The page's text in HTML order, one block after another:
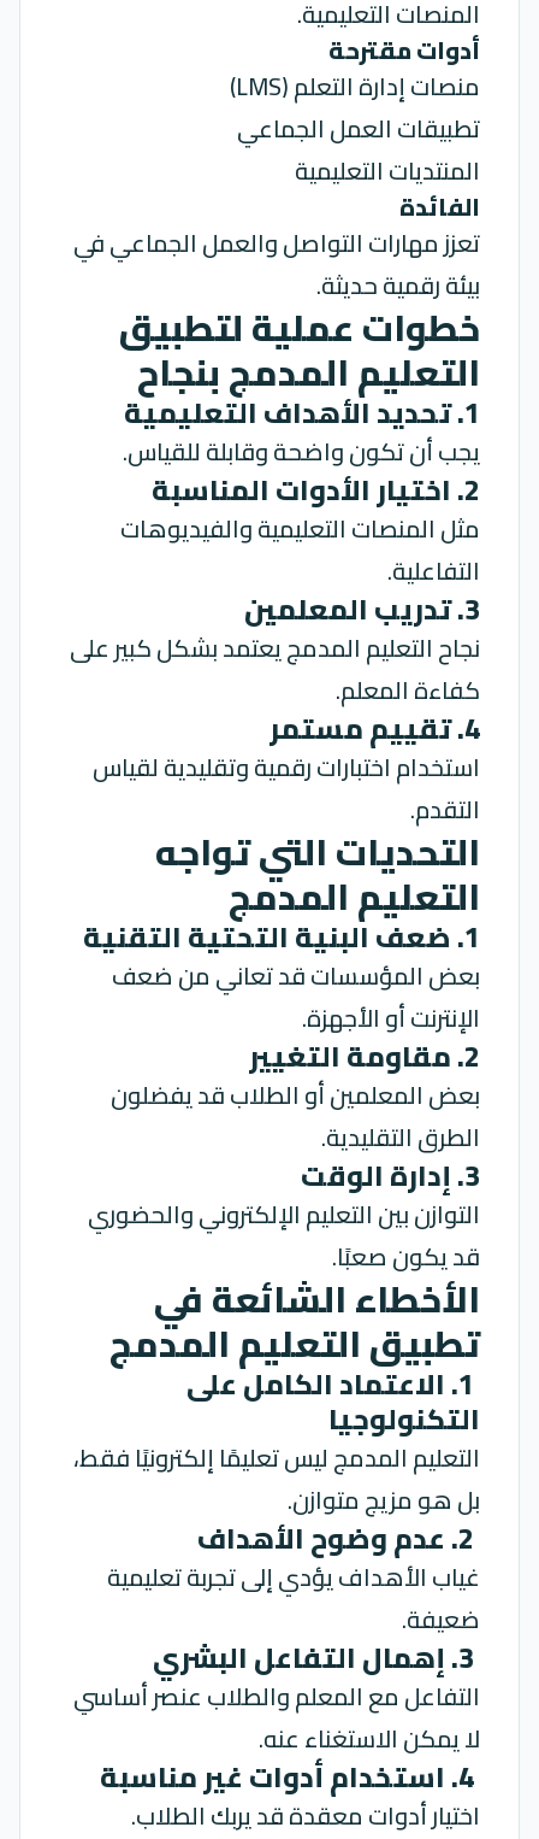
المنصات التعليمية.
أدوات مقترحة
منصات إدارة التعلم (LMS)
تطبيقات العمل الجماعي
المنتديات التعليمية
الفائدة
تعزز مهارات التواصل والعمل الجماعي في
بيئة رقمية حديثة.
خطوات عملية لتطبيق
التعليم المدمج بنجاح
1. تحديد الأهداف التعليمية
يجب أن تكون واضحة وقابلة للقياس.
2. اختيار الأدوات المناسبة
مثل المنصات التعليمية والفيديوهات
التفاعلية.
3. تدريب المعلمين
نجاح التعليم المدمج يعتمد بشكل كبير على
كفاءة المعلم.
4. تقييم مستمر
استخدام اختبارات رقمية وتقليدية لقياس
التقدم.
التحديات التي تواجه
التعليم المدمج
1. ضعف البنية التحتية التقنية
بعض المؤسسات قد تعاني من ضعف
الإنترنت أو الأجهزة.
2. مقاومة التغيير
بعض المعلمين أو الطلاب قد يفضلون
الطرق التقليدية.
3. إدارة الوقت
التوازن بين التعليم الإلكتروني والحضوري
قد يكون صعبًا.
الأخطاء الشائعة في
تطبيق التعليم المدمج
1. الاعتماد الكامل على
التكنولوجيا
التعليم المدمج ليس تعليمًا إلكترونيًا فقط،
بل هو مزيج متوازن.
غياب الأهداف يؤدي إلى تجربة تعليمية
ضعيفة.
التفاعل مع المعلم والطلاب عنصر أساسي
لا يمكن الاستغناء عنه.
اختيار أدوات معقدة قد يربك الطلاب.